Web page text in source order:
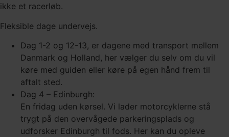
ikke et racerløb.
Fleksible dage undervejs.
Dag 1-2 og 12-13, er dagene med transport mellem
Danmark og Holland, her vælger du selv om du vil
køre med guiden eller køre på egen hånd frem til
aftalt sted.
Dag 4 – Edinburgh:
En fridag uden kørsel. Vi lader motorcyklerne stå
trygt på den overvågede parkeringsplads og
udforsker Edinburgh til fods. Her kan du opleve